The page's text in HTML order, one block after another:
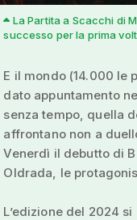
La Partita a Scacchi di
successo per la prima
E il mondo (14.000 le
dato appuntamento
senza tempo, quella
affrontano non a
Venerdì il debutto di
Oldrada, le
L’edizione del 2024